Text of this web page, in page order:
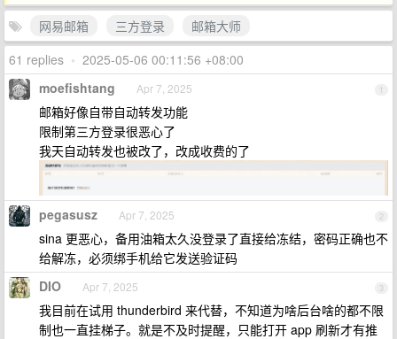
网易邮箱
三方登录
邮箱大师
61 replies • 2025-05-06 00:11:56 +08:00
1
moefishtang Apr 7, 2025
邮箱好像自带自动转发功能
限制第三方登录很恶心了
我天自动转发也被改了，改成收费的了
2
pegasusz Apr 7, 2025
sina 更恶心，备用油箱太久没登录了直接给冻结，密码正确也不
给解冻，必须绑手机给它发送验证码
3
DIO Apr 7, 2025
我目前在试用 thunderbird 来代替，不知道为啥后台啥的都不限
制也一直挂梯子。就是不及时提醒，只能打开 app 刷新才有推